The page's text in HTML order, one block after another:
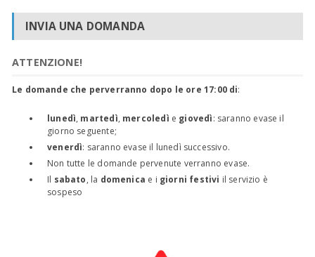
INVIA UNA DOMANDA
ATTENZIONE!
Le domande che perverranno dopo le ore 17:00 di:
lunedì, martedì, mercoledì e giovedì: saranno evase il
giorno seguente;
venerdì: saranno evase il lunedì successivo.
Non tutte le domande pervenute verranno evase.
Il sabato, la domenica e i giorni festivi il servizio è
sospeso